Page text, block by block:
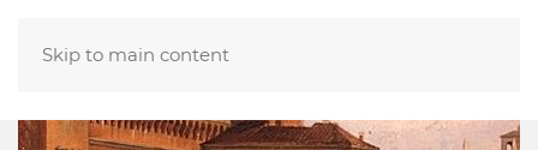
Skip to main content